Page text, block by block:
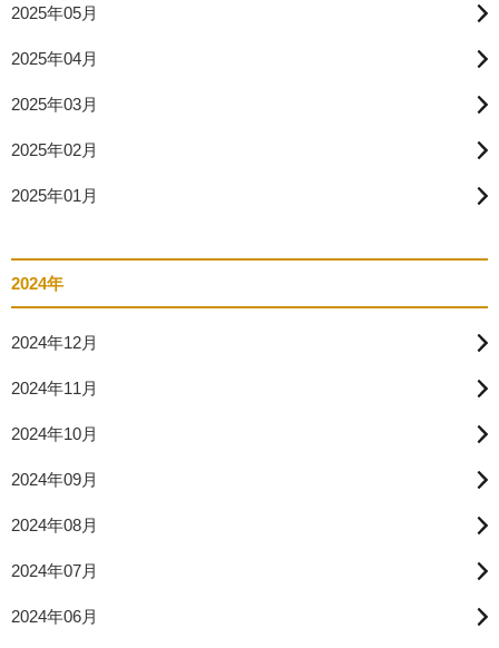
2025年05月
2025年04月
2025年03月
2025年02月
2025年01月
2024年
2024年12月
2024年11月
2024年10月
2024年09月
2024年08月
2024年07月
2024年06月